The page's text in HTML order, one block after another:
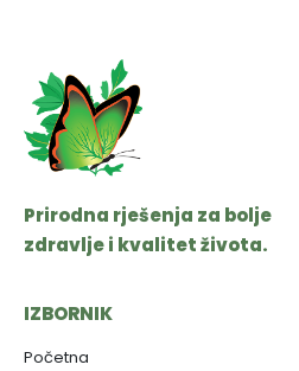
Prirodna rješenja za bolje
zdravlje i kvalitet života.
IZBORNIK
Početna